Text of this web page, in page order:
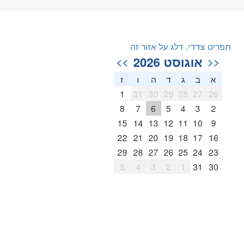
תפריט צדדי. דלג על אזור זה
<< אוגוסט 2026 >>
א ב ג ד ה ו
ז
26
27
28
29
30
31
1
2
3
4
5
6
7
8
9
10
11
12
13
14
15
16
17
18
19
20
21
22
23
24
25
26
27
28
29
30
31
1
2
3
4
5